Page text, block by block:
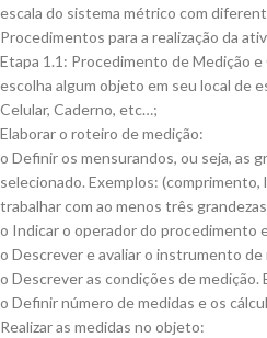
escala do sistema métrico com
Procedimentos para a realização da
Etapa 1.1: Procedimento de Medição
escolha algum objeto em seu local de
Celular, Caderno, etc…;
Elaborar o roteiro de medição:
o Definir os mensurandos, ou seja, as
selecionado. Exemplos: (comprimento,
trabalhar com ao menos três
o Indicar o operador do procedimento
o Descrever e avaliar o instrumento de
o Descrever as condições de
o Definir número de medidas e os
Realizar as medidas no objeto: